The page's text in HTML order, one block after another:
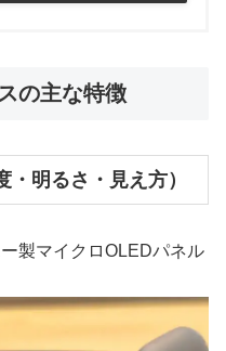
の主な特徴
明るさ・見え方）
製マイクロOLEDパネル